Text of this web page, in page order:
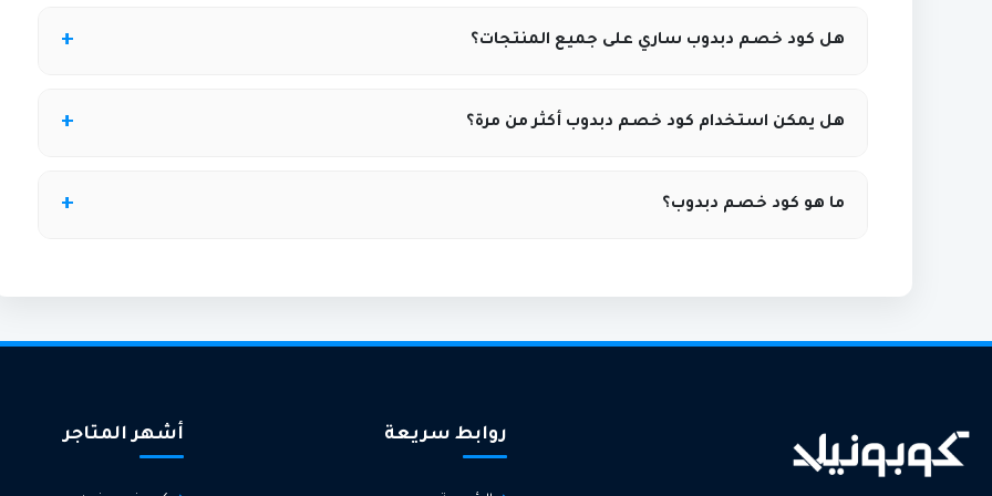
انسخ الكود من موقع كوبونيلا ثم الصقه في خانة كود الخصم عند إتمام الطلب من متجر دبدوب.
هل كود خصم دبدوب ساري على جميع المنتجات؟
غالبًا يسري كود خصم دبدوب من كوبونيلا على معظم المنتجات، مع استثناء بعض العروض أو الأقسام.
هل يمكن استخدام كود خصم دبدوب أكثر من مرة؟
يعتمد ذلك على شروط الكود المتاحة على موقع كوبونيلا، حيث يتم توضيح صلاحية وعدد مرات الاستخدام.
ما هو كود خصم دبدوب؟
روابط سريعة أشهر المتاجر